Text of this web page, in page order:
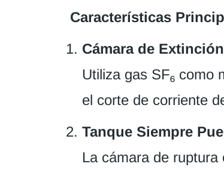
Características
Cámara de
Utiliza gas SF₆ como
el corte de corriente
Tanque Siempre
La cámara de